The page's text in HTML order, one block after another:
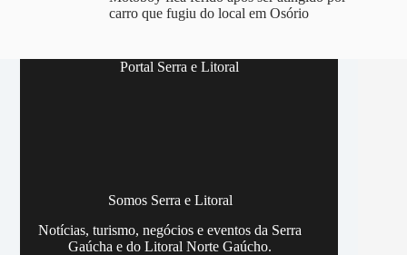
carro que fugiu do local em Osório
Portal Serra e Litoral
Somos Serra e Litoral
Notícias, turismo, negócios e eventos da Serra
Gaúcha e do Litoral Norte Gaúcho.